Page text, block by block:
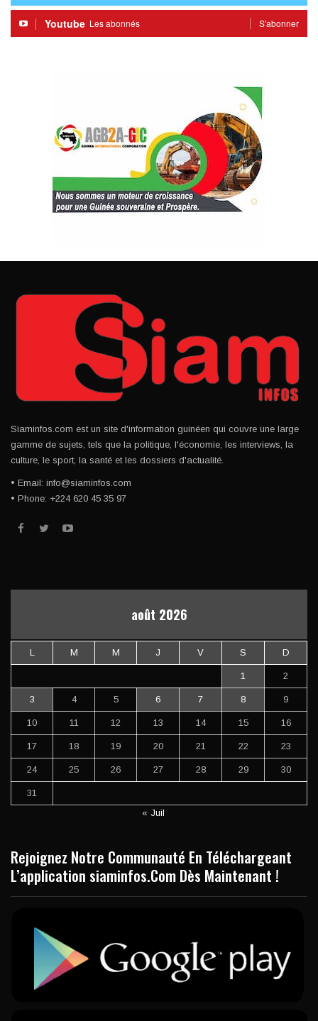
Youtube Les abonnés S'abonner
Siaminfos.com est un site d'information guinéen qui couvre une large
gamme de sujets, tels que la politique, l'économie, les interviews, la
culture, le sport, la santé et les dossiers d'actualité.
• Email: info@siaminfos.com
• Phone: +224 620 45 35 97
août 2026
L M M J V S D
1 2
3 4 5 6 7 8 9
10 11 12 13 14 15 16
17 18 19 20 21 22 23
24 25 26 27 28 29 30
31
« Juil
Rejoignez Notre Communauté En Téléchargeant
L’application siaminfos.Com Dès Maintenant !